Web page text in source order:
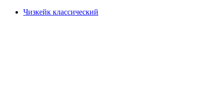
Чизкейк классический